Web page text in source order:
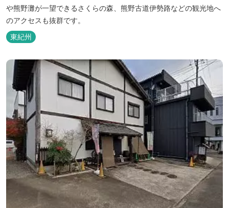
や熊野灘が一望できるさくらの森、熊野古道伊勢路などの観光地へ
のアクセスも抜群です。
東紀州